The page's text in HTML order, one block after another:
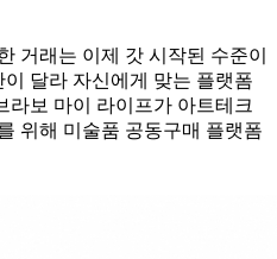
거래는 이제 갓 시작된 수준이
달라 자신에게 맞는 플랫폼
라보 마이 라이프가 아트테크
위해 미술품 공동구매 플랫폼